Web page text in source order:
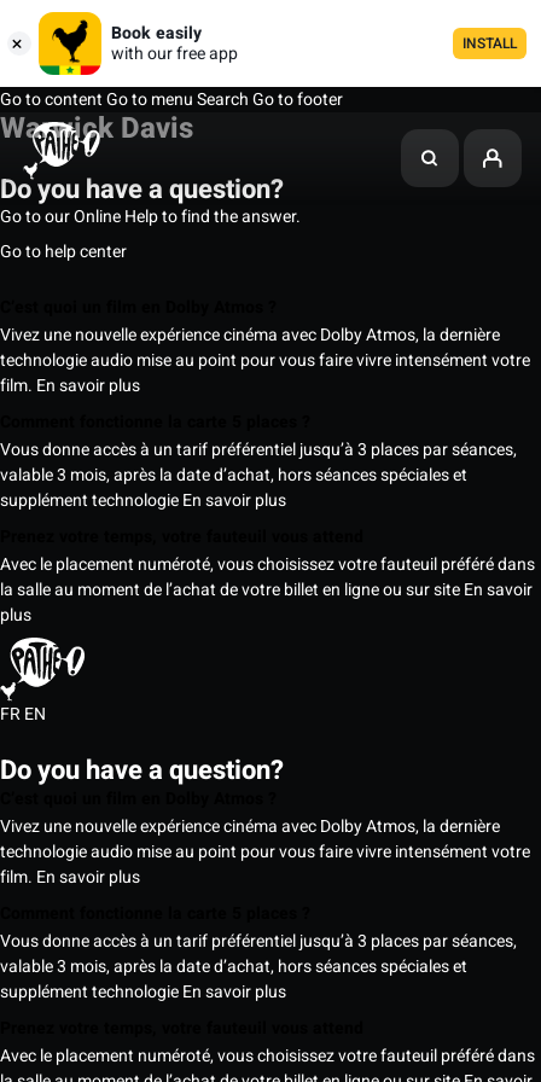
Book easily
with our free app
INSTALL
Go to contentGo to menuSearchGo to footer
Warwick Davis
Do you have a question?
Go to our Online Help to find the answer.
Go to help center
Vivez une nouvelle expérience cinéma avec Dolby Atmos, la dernière
technologie audio mise au point pour vous faire vivre intensément votre
film. En savoir plus
Vous donne accès à un tarif préférentiel jusqu’à 3 places par séances,
valable 3 mois, après la date d’achat, hors séances spéciales et
supplément technologieEn savoir plus
Avec le placement numéroté, vous choisissez votre fauteuil préféré dans
la salle au moment de l’achat de votre billet en ligne ou sur siteEn savoir
plus
FREN
Do you have a question?
Vivez une nouvelle expérience cinéma avec Dolby Atmos, la dernière
technologie audio mise au point pour vous faire vivre intensément votre
film. En savoir plus
Vous donne accès à un tarif préférentiel jusqu’à 3 places par séances,
valable 3 mois, après la date d’achat, hors séances spéciales et
supplément technologieEn savoir plus
Avec le placement numéroté, vous choisissez votre fauteuil préféré dans